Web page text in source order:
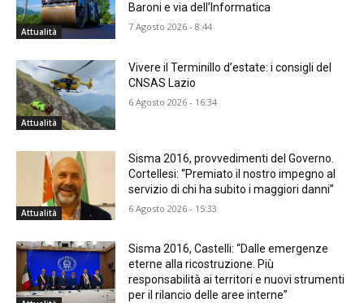
Attualità
Baroni e via dell’Informatica
7 Agosto 2026 - 8:44
Attualità
Vivere il Terminillo d’estate: i consigli del
CNSAS Lazio
6 Agosto 2026 - 16:34
Attualità
Sisma 2016, provvedimenti del Governo.
Cortellesi: “Premiato il nostro impegno al
servizio di chi ha subito i maggiori danni”
6 Agosto 2026 - 15:33
Sisma 2016, Castelli: “Dalle emergenze
eterne alla ricostruzione. Più
responsabilità ai territori e nuovi strumenti
per il rilancio delle aree interne”